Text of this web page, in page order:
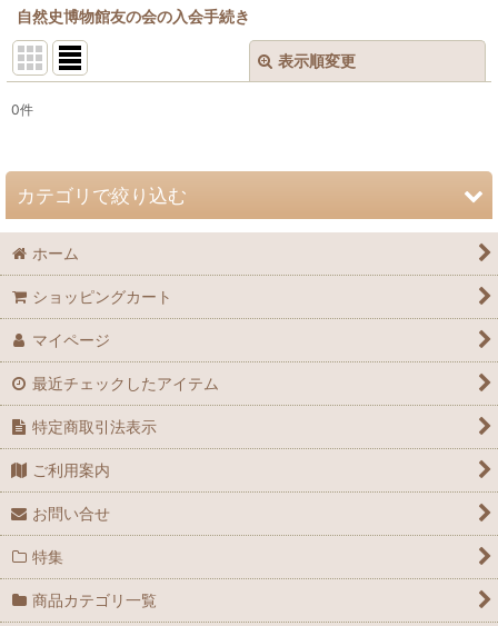
自然史博物館友の会の入会手続き
表示順変更
並び順 :
0件
カテゴリで絞り込む
自然史博物館友の会 会誌「Nature Study」 (全商品)
72巻（2026年）
71巻（2025年）
69巻（2023年）
68巻（2022年）
66巻（2020年）
ホーム
ショッピングカート
マイページ
最近チェックしたアイテム
特定商取引法表示
ご利用案内
お問い合せ
特集
商品カテゴリ一覧